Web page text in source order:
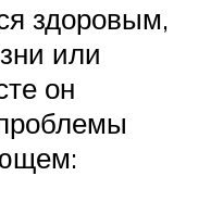
здоровым,
или
он